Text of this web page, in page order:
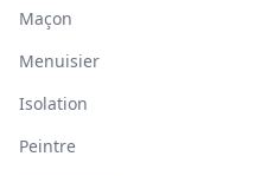
Maçon
Menuisier
Isolation
Peintre